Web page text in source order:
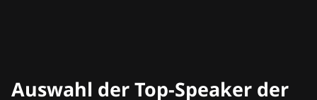
Auswahl der Top-Speaker der